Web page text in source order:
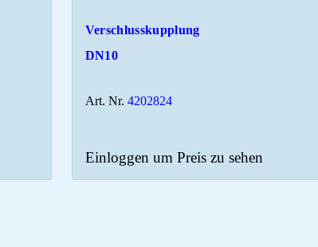
Verschlusskupplung
DN10
Art. Nr. 4202824
Einloggen um Preis zu sehen